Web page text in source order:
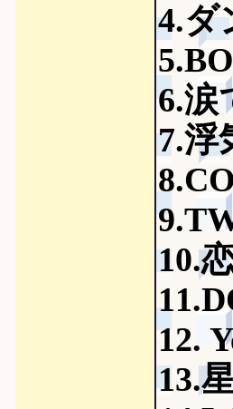
4.ダ
6.涙
7.浮
10.
12.
13.